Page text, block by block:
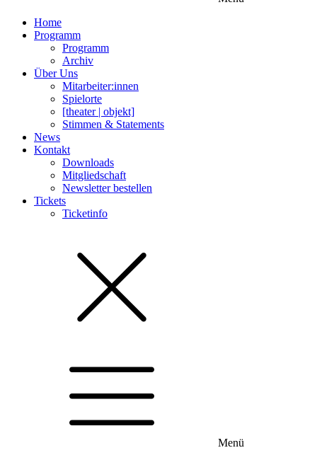
Home
Programm
Programm
Archiv
Über Uns
Mitarbeiter:innen
Spielorte
[theater | objekt]
Stimmen & Statements
News
Kontakt
Downloads
Mitgliedschaft
Newsletter bestellen
Tickets
Ticketinfo
Menü